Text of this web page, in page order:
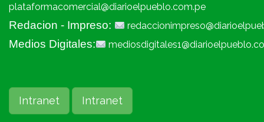
plataformacomercial@diarioelpueblo.com.pe
Redacion - Impreso:
Medios Digitales:
Intranet Intranet